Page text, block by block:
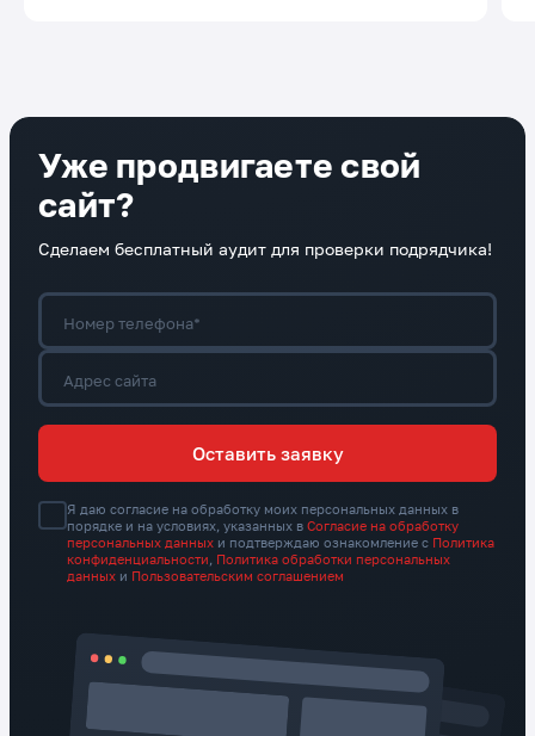
Уже продвигаете свой
сайт?
Сделаем бесплатный аудит для проверки подрядчика!
Номер телефона*
Адрес сайта
Оставить заявку
Я даю согласие на обработку моих персональных данных в
порядке и на условиях, указанных в Согласие на обработку
персональных данных и подтверждаю ознакомление с Политика
конфиденциальности
Политика обработки персональных
данных и Пользовательским соглашением